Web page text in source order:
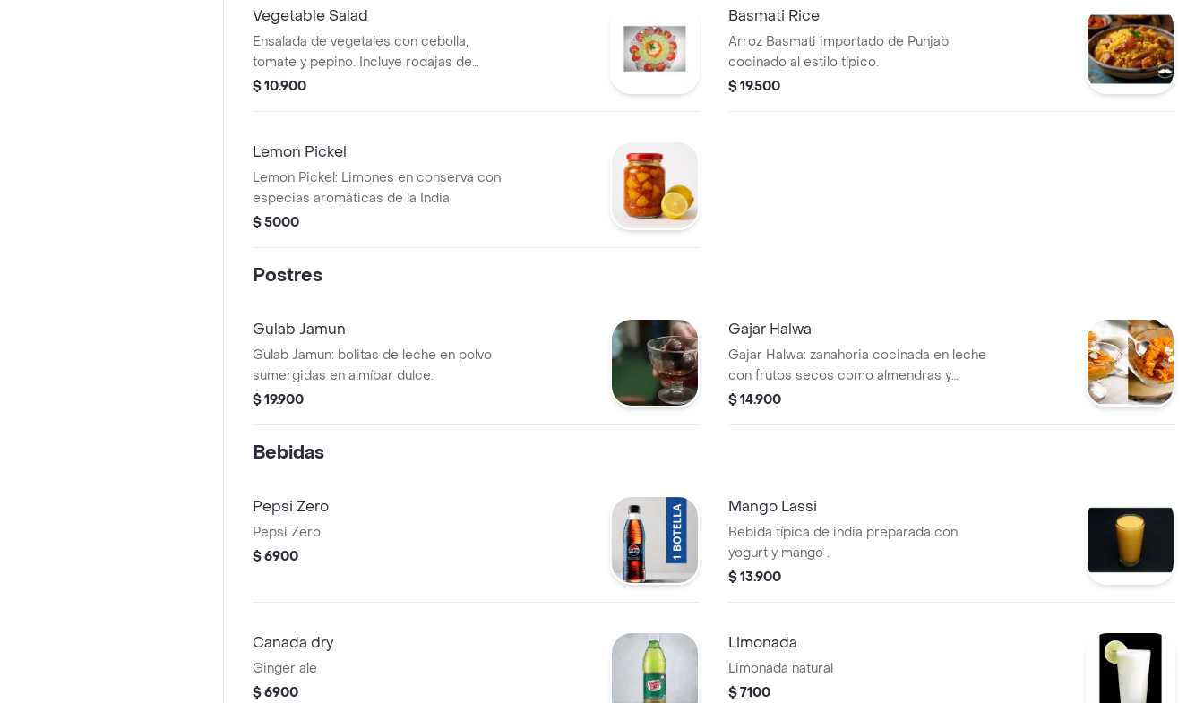
Vegetable Salad
Ensalada de vegetales con cebolla,
tomate y pepino. Incluye rodajas de
zanahoria y limón.
$ 10.900
Basmati Rice
Arroz Basmati importado de Punjab,
cocinado al estilo típico.
$ 19.500
Lemon Pickel
Lemon Pickel: Limones en conserva con
especias aromáticas de la India.
$ 5000
Postres
Gulab Jamun
Gulab Jamun: bolitas de leche en polvo
sumergidas en almíbar dulce.
$ 19.900
Gajar Halwa
Gajar Halwa: zanahoria cocinada en leche
con frutos secos como almendras y
pasas.
$ 14.900
Bebidas
Pepsi Zero
Pepsi Zero
$ 6900
Mango Lassi
Bebida típica de india preparada con
yogurt y mango .
$ 13.900
Canada dry
Ginger ale
$ 6900
Limonada
Limonada natural
$ 7100